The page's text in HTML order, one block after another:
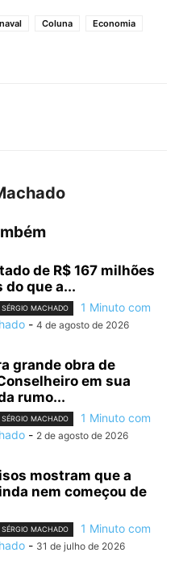
Coluna
Economia
de R$ 167 milhões
do que a...
MACHADO
1 Minuto com
- 4 de agosto de 2026
grande obra de
em sua
rumo...
MACHADO
1 Minuto com
- 2 de agosto de 2026
mostram que a
nem começou de
MACHADO
1 Minuto com
- 31 de julho de 2026